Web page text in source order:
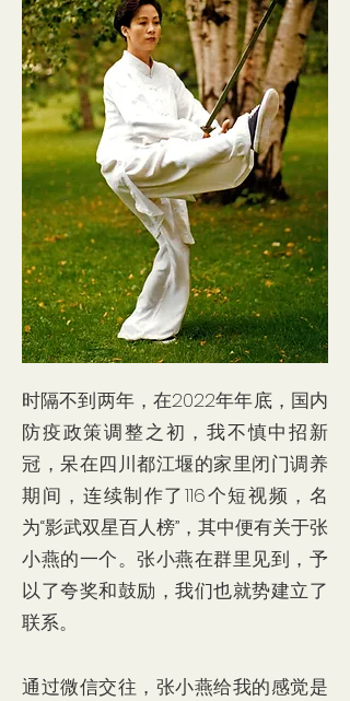
时隔不到两年，在2022年年底，国内
防疫政策调整之初，我不慎中招新
冠，呆在四川都江堰的家里闭门调养
期间，连续制作了116个短视频，名
为“影武双星百人榜”，其中便有关于张
小燕的一个。张小燕在群里见到，予
以了夸奖和鼓励，我们也就势建立了
联系。
通过微信交往，张小燕给我的感觉是